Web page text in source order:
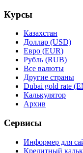
Курсы
Казахстан
Доллар (USD)
Евро (EUR)
Рубль (RUB)
Все валюты
Другие страны
Dubai gold rate
Калькулятор
Архив
Сервисы
Информер для
Кредитный